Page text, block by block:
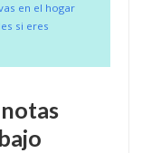
en el hogar
si eres